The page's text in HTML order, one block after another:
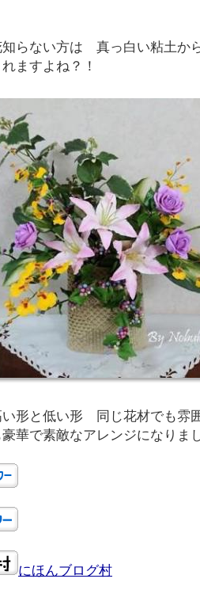
らない方は 真っ白い粘土か
ますよね？！
い形と低い形 同じ花材でも雰
華で素敵なアレンジになりま
にほんブログ村